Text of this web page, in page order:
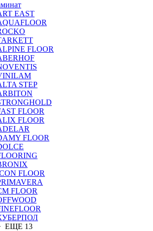
EAST
FLOOR
STEP
FLOOR
FLOOR
FLOOR
FLOOR
FLOOR
ЕЩЕ 13